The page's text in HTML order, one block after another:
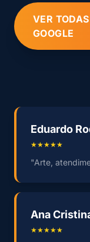
VER
GOOGLE
Eduardo
★★★★★
"Arte,
Ana
★★★★★